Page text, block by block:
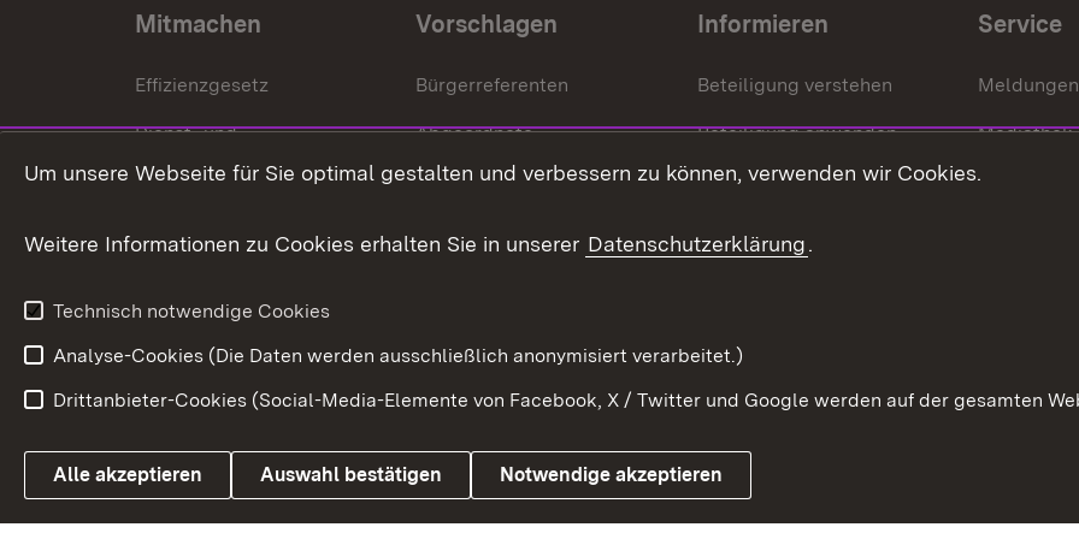
Mitmachen
Effizienzgesetz
Dienst- und
Versorgungsbezüge
Weitere
Vorschlagen
Bürgerreferenten
Abgeordnete
Bürgerbeauftragte
Informieren
Beteiligung verstehen
Beteiligung anwenden
Beteiligung stärken
Service
Meldungen
Mediathek
Link zum Landesportal
Impressum Kontakt
Um unsere Webseite für Sie optimal gestalten und verbessern zu können, verwenden wir Cookies.
Weitere Informationen zu Cookies erhalten Sie in unserer Datenschutzerklärung.
Technisch notwendige Cookies
Analyse-Cookies (Die Daten werden ausschließlich anonymisiert verarbeitet.)
Drittanbieter-Cookies (Social-Media-Elemente von Facebook, X / Twitter und Google werden auf der gesamten
Alle akzeptieren Auswahl bestätigen Notwendige akzeptieren